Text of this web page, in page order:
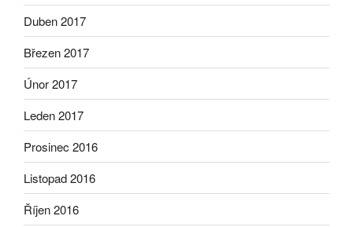
Duben 2017
Březen 2017
Únor 2017
Leden 2017
Prosinec 2016
Listopad 2016
Říjen 2016